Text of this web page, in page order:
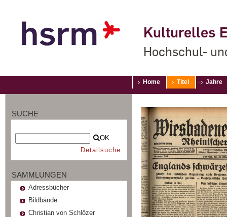
Kulturelles
Hochschul-
Home Titel Jahre
SUCHE
OK
Detailsuche
SAMMLUNGEN
Adressbücher
Bildbände
Christian von Schlözer